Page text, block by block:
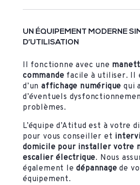
UN ÉQUIPEMENT MODERNE
D’UTILISATION
Il fonctionne avec une
commande facile à utiliser. Il
d’un affichage numérique qui
d’éventuels
problèmes.
L’équipe d’Atitud est à votre
pour vous conseiller et
domicile pour installer votre
escalier électrique. Nous
également ledépannagede
équipement.